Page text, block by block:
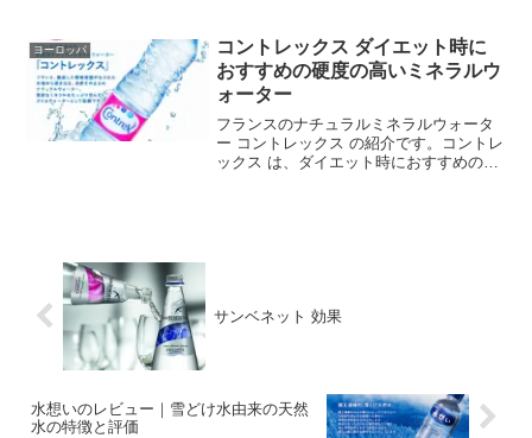
で、この水はつくられました。
ヨーロッパ
コントレックス ダイエット時に
おすすめの硬度の高いミネラルウ
ォーター
フランスのナチュラルミネラルウォータ
ー コントレックス の紹介です。コントレ
ックス は、ダイエット時におすすめの硬
サンベネット 効果
水想いのレビュー｜雪どけ水由来の天然
水の特徴と評価